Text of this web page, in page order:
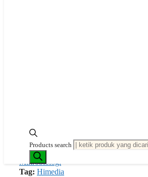
Products search
SKU:GRM574-500G
Kategori:
Mikrobiologi
Tag: Himedia